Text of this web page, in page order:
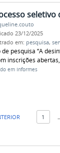
seletivo
23/12/2025
em: pesquisa,
de pesquisa “A
inscrições
em Informes
1